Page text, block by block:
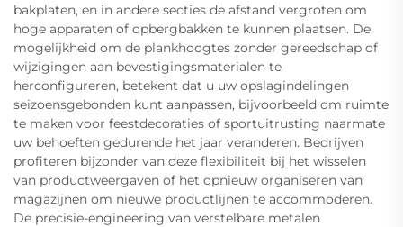
bakplaten, en in andere secties de afstand vergroten om
hoge apparaten of opbergbakken te kunnen plaatsen. De
mogelijkheid om de plankhoogtes zonder gereedschap of
wijzigingen aan bevestigingsmaterialen te
herconfigureren, betekent dat u uw opslagindelingen
seizoensgebonden kunt aanpassen, bijvoorbeeld om ruimte
te maken voor feestdecoraties of sportuitrusting naarmate
uw behoeften gedurende het jaar veranderen. Bedrijven
profiteren bijzonder van deze flexibiliteit bij het wisselen
van productweergaven of het opnieuw organiseren van
magazijnen om nieuwe productlijnen te accommoderen.
De precisie-engineering van verstelbare metalen